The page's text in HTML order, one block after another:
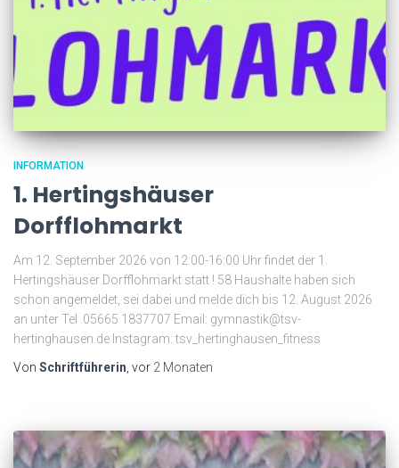
INFORMATION
1. Hertingshäuser
Dorfflohmarkt
Am 12. September 2026 von 12:00-16:00 Uhr findet der 1.
Hertingshäuser Dorfflohmarkt statt ! 58 Haushalte haben sich
schon angemeldet, sei dabei und melde dich bis 12. August 2026
an unter Tel .05665 1837707 Email: gymnastik@tsv-
hertinghausen.de Instagram: tsv_hertinghausen_fitness
Von Schriftführerin, vor 2 Monaten